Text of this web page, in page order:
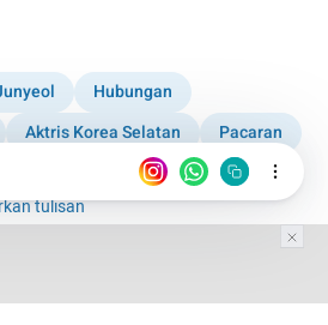
Hubungan
Aktris Korea Selatan
Pacaran
tulisan